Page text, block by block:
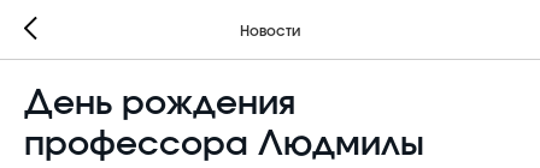
Новости
День рождения
профессора Людмилы